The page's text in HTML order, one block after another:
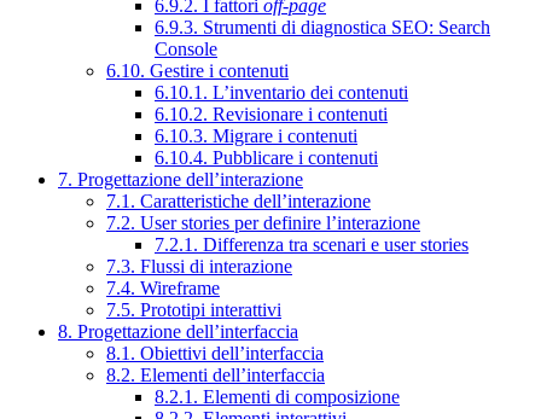
6.9.2. I fattori off-page
6.9.3. Strumenti di diagnostica SEO: Search
Console
6.10. Gestire i contenuti
6.10.1. L’inventario dei contenuti
6.10.2. Revisionare i contenuti
6.10.3. Migrare i contenuti
6.10.4. Pubblicare i contenuti
7. Progettazione dell’interazione
7.1. Caratteristiche dell’interazione
7.2. User stories per definire l’interazione
7.2.1. Differenza tra scenari e user stories
7.3. Flussi di interazione
7.4. Wireframe
7.5. Prototipi interattivi
8. Progettazione dell’interfaccia
8.1. Obiettivi dell’interfaccia
8.2. Elementi dell’interfaccia
8.2.1. Elementi di composizione